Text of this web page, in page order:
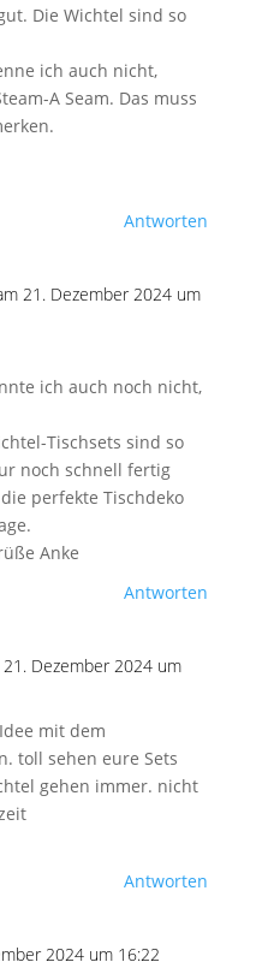
Die Wichtel sind so
ich auch nicht,
A Seam. Das muss
Antworten
21. Dezember 2024 um
ich auch noch nicht,
Tischsets sind so
noch schnell fertig
perfekte Tischdeko
Anke
Antworten
21. Dezember 2024 um
mit dem
toll sehen eure Sets
gehen immer. nicht
Antworten
2024 um 16:22